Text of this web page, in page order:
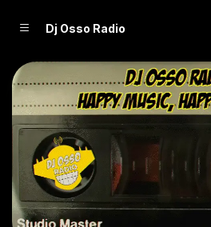
Dj Osso Radio